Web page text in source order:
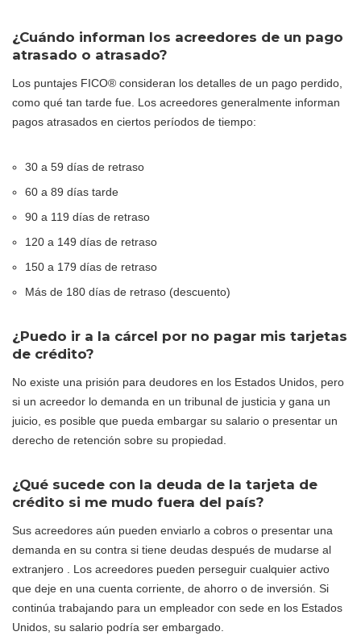
¿Cuándo informan los acreedores de un pago
atrasado o atrasado?
Los puntajes FICO® consideran los detalles de un pago perdido,
como qué tan tarde fue. Los acreedores generalmente informan
pagos atrasados en ciertos períodos de tiempo:
30 a 59 días de retraso
60 a 89 días tarde
90 a 119 días de retraso
120 a 149 días de retraso
150 a 179 días de retraso
Más de 180 días de retraso (descuento)
¿Puedo ir a la cárcel por no pagar mis tarjetas
de crédito?
No existe una prisión para deudores en los Estados Unidos, pero
si un acreedor lo demanda en un tribunal de justicia y gana un
juicio, es posible que pueda embargar su salario o presentar un
derecho de retención sobre su propiedad.
¿Qué sucede con la deuda de la tarjeta de
crédito si me mudo fuera del país?
Sus acreedores aún pueden enviarlo a cobros o presentar una
demanda en su contra si tiene deudas después de mudarse al
extranjero . Los acreedores pueden perseguir cualquier activo
que deje en una cuenta corriente, de ahorro o de inversión. Si
continúa trabajando para un empleador con sede en los Estados
Unidos, su salario podría ser embargado.